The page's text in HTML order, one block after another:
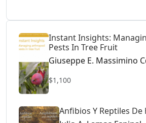
Instant Insights:
Pests In Tree Fruit
Giuseppe E. Massimino
$1,100
Anfibios Y Reptiles De